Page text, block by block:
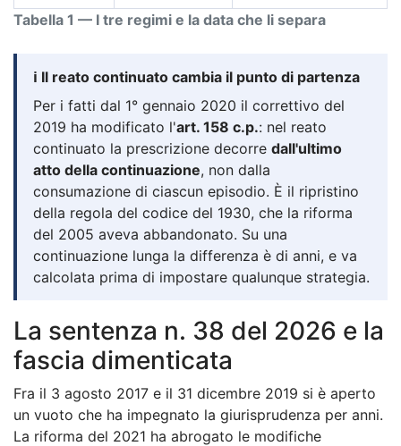
Tabella 1 — I tre regimi e la data che li separa
ℹ️ Il reato continuato cambia il punto di partenza
Per i fatti dal 1° gennaio 2020 il correttivo del
2019 ha modificato l'art. 158 c.p.: nel reato
continuato la prescrizione decorre dall'ultimo
atto della continuazione, non dalla
consumazione di ciascun episodio. È il ripristino
della regola del codice del 1930, che la riforma
del 2005 aveva abbandonato. Su una
continuazione lunga la differenza è di anni, e va
calcolata prima di impostare qualunque strategia.
La sentenza n. 38 del 2026 e la
fascia dimenticata
Fra il 3 agosto 2017 e il 31 dicembre 2019 si è aperto
un vuoto che ha impegnato la giurisprudenza per anni.
La riforma del 2021 ha abrogato le modifiche